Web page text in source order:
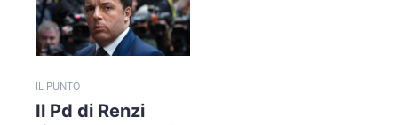
IL PUNTO
Il Pd di Renzi